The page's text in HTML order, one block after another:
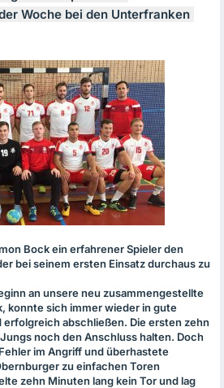
Woche bei den Unterfranken
Bock ein erfahrener Spieler den
bei seinem ersten Einsatz durchaus zu
an unsere neu zusammengestellte
konnte sich immer wieder in gute
abschließen. Die ersten zehn
noch den Anschluss halten. Doch
im Angriff und überhastete
zu einfachen Toren
zehn Minuten lang kein Tor und lag